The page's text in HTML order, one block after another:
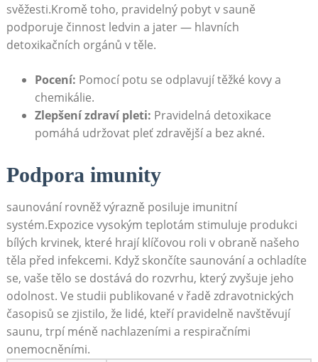
svěžesti.Kromě ​toho, pravidelný ‌pobyt⁤ v sauně
podporuje ​činnost ledvin a ‌jater ⁢— hlavních
detoxikačních‍ orgánů v těle.
Pocení: ‍Pomocí potu ⁣se odplavují‍ těžké kovy ​a
chemikálie.
Zlepšení zdraví pleti: Pravidelná‌ detoxikace⁣
pomáhá⁤ udržovat pleť zdravější a bez akné.
Podpora imunity
saunování rovněž výrazně⁢ posiluje imunitní
systém.Expozice vysokým teplotám stimuluje produkci
bílých krvinek, které hrají klíčovou roli v obraně našeho
těla ⁢před infekcemi.​ Když skončíte saunování a⁤ ochladíte
se, vaše tělo​ se dostává ⁣do ‍rozvrhu,⁣ který zvyšuje jeho
odolnost. Ve ⁢studii publikované v řadě zdravotnických⁢
časopisů se zjistilo, že lidé,​ kteří pravidelně navštěvují
saunu, trpí méně nachlazeními a respiračními
onemocněními.